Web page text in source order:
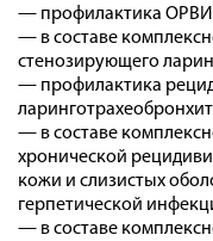
— профилактика
— в составе
стенозирующего
— профилактика
— в составе
хронической
кожи и слизистых
герпетической
— в составе